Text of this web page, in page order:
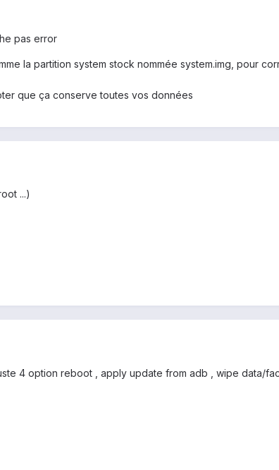
pas error
la partition system stock nommée system.img, pour
que ça conserve toutes vos données
...)
4 option reboot , apply update from adb , wipe data/